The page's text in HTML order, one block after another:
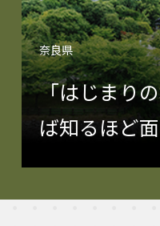
奈良県
「はじまり
ば知るほど